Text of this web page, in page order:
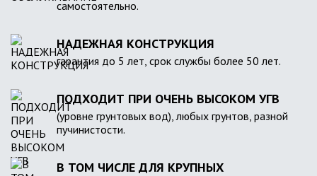
самостоятельно.
НАДЕЖНАЯ КОНСТРУКЦИЯ
гарантия до 5 лет, срок службы более 50 лет.
ПОДХОДИТ ПРИ ОЧЕНЬ ВЫСОКОМ УГВ
(уровне грунтовых вод), любых грунтов, разной
пучинистости.
В ТОМ ЧИСЛЕ ДЛЯ КРУПНЫХ